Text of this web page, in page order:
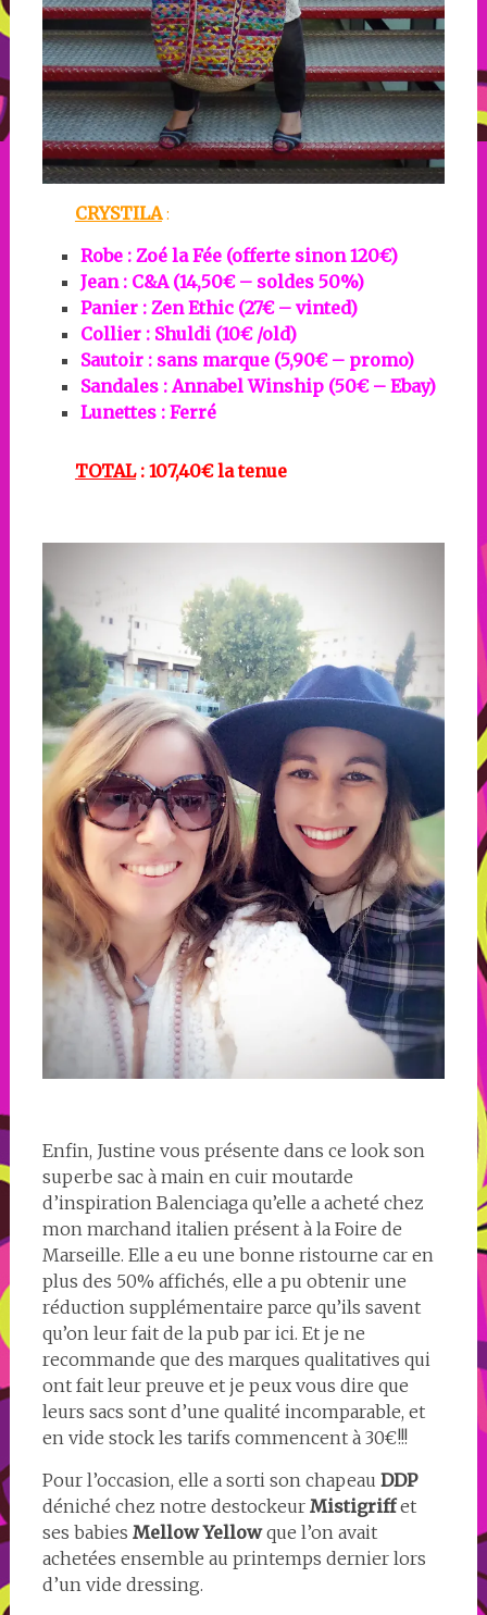
CRYSTILA :
Robe : Zoé la Fée (offerte sinon 120€)
Jean : C&A (14,50€ – soldes 50%)
Panier : Zen Ethic (27€ – vinted)
Collier : Shuldi (10€ /old)
Sautoir : sans marque (5,90€ – promo)
Sandales : Annabel Winship (50€ – Ebay)
Lunettes : Ferré
TOTAL: 107,40€ la tenue
Enfin, Justine vous présente dans ce look son
superbe sac à main en cuir moutarde
d’inspiration Balenciaga qu’elle a acheté chez
mon marchand italien présent à la Foire de
Marseille. Elle a eu une bonne ristourne car en
plus des 50% affichés, elle a pu obtenir une
réduction supplémentaire parce qu’ils savent
qu’on leur fait de la pub par ici. Et je ne
recommande que des marques qualitatives qui
ont fait leur preuve et je peux vous dire que
leurs sacs sont d’une qualité incomparable, et
en vide stock les tarifs commencent à 30€!!!
Pour l’occasion, elle a sorti son chapeau DDP
déniché chez notre destockeur Mistigriffet
ses babies Mellow Yellowque l’on avait
achetées ensemble au printemps dernier lors
d’un vide dressing.